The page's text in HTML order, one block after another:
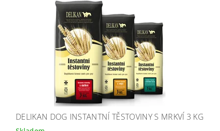
DELIKAN DOG INSTANTNÍ TĚSTOVINY S MRKVÍ 3 KG